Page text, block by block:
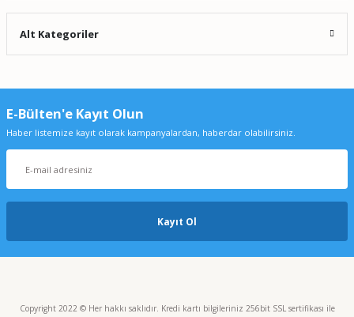
Alt Kategoriler
E-Bülten'e Kayıt Olun
Haber listemize kayıt olarak kampanyalardan, haberdar olabilirsiniz.
Kayıt Ol
Copyright 2022 © Her hakkı saklıdır. Kredi kartı bilgileriniz 256bit SSL sertifikası ile